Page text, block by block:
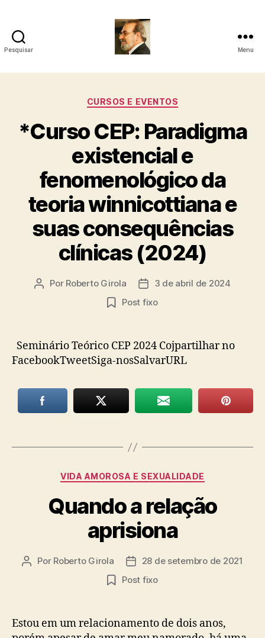
Pesquisar
-
Psicanalista
e
Terapeuta
Familiar
Menu
Categorias
CURSOS E EVENTOS
*Curso CEP: Paradigma
existencial e
fenomenológico da
teoria winnicottiana e
suas consequências
clínicas (2024)
Autor
Por Roberto Girola
Data
de
3 de abril de 2024
Post fixo
Seminário Teórico CEP 2024 Cojpartilhar no
FacebookTweetSiga-nosSalvarURL
Categorias
VIDA AMOROSA E SEXUALIDADE
Quando a relação
aprisiona
Autor
Por Roberto Girola
Data28 de setembro de 2021
Post fixo
Estou em um relacionamento de dois anos,